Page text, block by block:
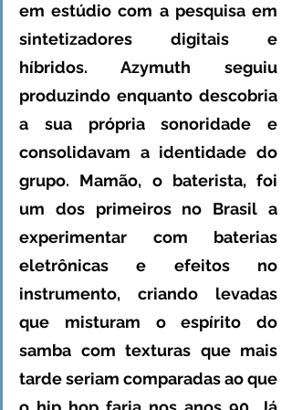
em estúdio com a pesquisa em
sintetizadores digitais e
híbridos. Azymuth seguiu
produzindo enquanto descobria
a sua própria sonoridade e
consolidavam a identidade do
grupo. Mamão, o baterista, foi
um dos primeiros no Brasil a
experimentar com baterias
eletrônicas e efeitos no
instrumento, criando levadas
que misturam o espírito do
samba com texturas que mais
tarde seriam comparadas ao que